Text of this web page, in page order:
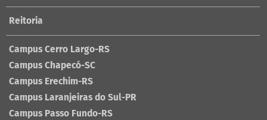
Reitoria
Campus Cerro Largo-RS
Campus Chapecó-SC
Campus Erechim-RS
Campus Laranjeiras do Sul-PR
Campus Passo Fundo-RS